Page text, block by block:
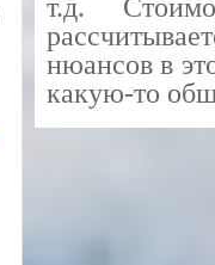
т.д.
нюансов в
какую-то